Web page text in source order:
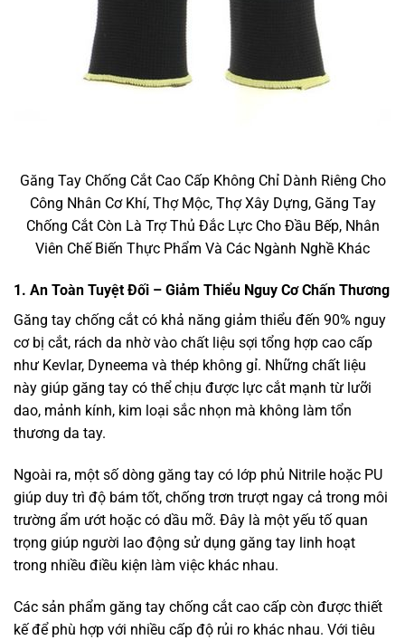
Găng Tay Chống Cắt Cao Cấp Không Chỉ Dành Riêng Cho
Công Nhân Cơ Khí, Thợ Mộc, Thợ Xây Dựng, Găng Tay
Chống Cắt Còn Là Trợ Thủ Đắc Lực Cho Đầu Bếp, Nhân
Viên Chế Biến Thực Phẩm Và Các Ngành Nghề Khác
1. An Toàn Tuyệt Đối – Giảm Thiểu Nguy Cơ Chấn Thương
Găng tay chống cắt có khả năng giảm thiểu đến 90% nguy
cơ bị cắt, rách da nhờ vào chất liệu sợi tổng hợp cao cấp
như Kevlar, Dyneema và thép không gỉ. Những chất liệu
này giúp găng tay có thể chịu được lực cắt mạnh từ lưỡi
dao, mảnh kính, kim loại sắc nhọn mà không làm tổn
thương da tay.
Ngoài ra, một số dòng găng tay có lớp phủ Nitrile hoặc PU
giúp duy trì độ bám tốt, chống trơn trượt ngay cả trong môi
trường ẩm ướt hoặc có dầu mỡ. Đây là một yếu tố quan
trọng giúp người lao động sử dụng găng tay linh hoạt
trong nhiều điều kiện làm việc khác nhau.
Các sản phẩm găng tay chống cắt cao cấp còn được thiết
kế để phù hợp với nhiều cấp độ rủi ro khác nhau. Với tiêu